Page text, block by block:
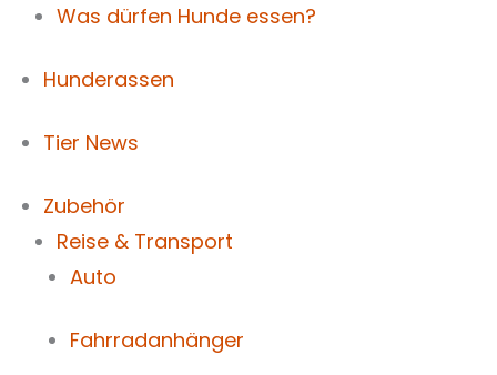
Was dürfen Hunde essen?
Hunderassen
Tier News
Zubehör
Reise & Transport
Auto
Fahrradanhänger